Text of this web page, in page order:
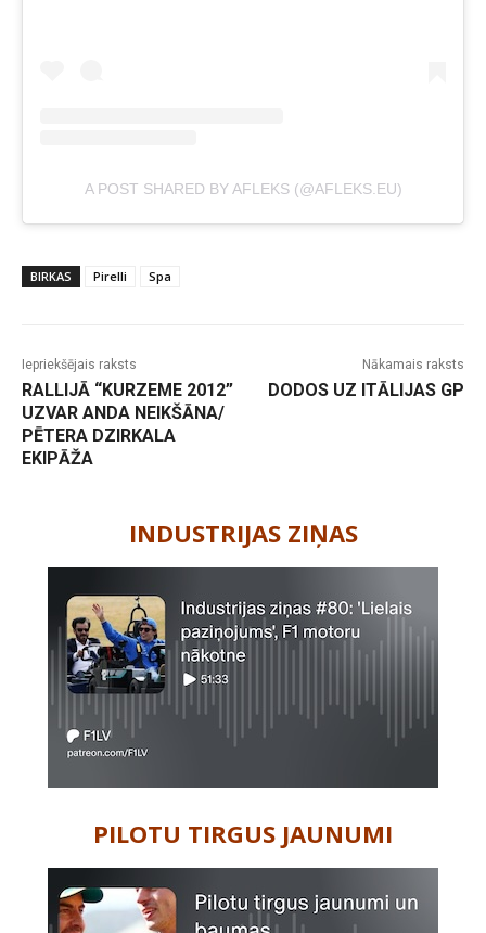
A POST SHARED BY AFLEKS (@AFLEKS.EU)
BIRKAS Pirelli Spa
Iepriekšējais raksts
RALLIJĀ “KURZEME 2012”
UZVAR ANDA NEIKŠĀNA/
PĒTERA DZIRKALA
EKIPĀŽA
Nākamais raksts
DODOS UZ ITĀLIJAS GP
INDUSTRIJAS ZIŅAS
PILOTU TIRGUS JAUNUMI